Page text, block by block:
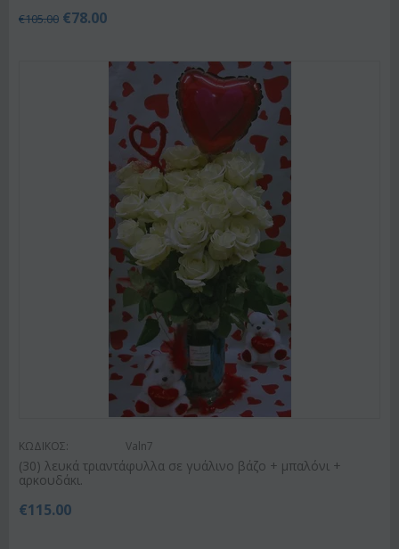
€105.00 €78.00
ΚΩΔΙΚΟΣ: Valn7
(30) λευκά τριαντάφυλλα σε γυάλινο βάζο + μπαλόνι +
αρκουδάκι.
€115.00